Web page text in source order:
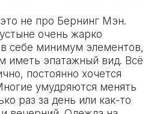
не про Бернинг Мэн.
очень жарко
себе минимум элементов,
иметь эпатажный вид. Всё
постоянно хочется
умудряются менять
раз за день или как-то